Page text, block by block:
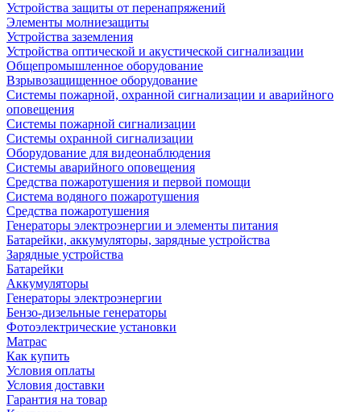
Устройства защиты от перенапряжений
Элементы молниезащиты
Устройства заземления
Устройства оптической и акустической сигнализации
Общепромышленное оборудование
Взрывозащищенное оборудование
Системы пожарной, охранной сигнализации и аварийного
оповещения
Системы пожарной сигнализации
Системы охранной сигнализации
Оборудование для видеонаблюдения
Системы аварийного оповещения
Средства пожаротушения и первой помощи
Система водяного пожаротушения
Средства пожаротушения
Генераторы электроэнергии и элементы питания
Батарейки, аккумуляторы, зарядные устройства
Зарядные устройства
Батарейки
Аккумуляторы
Генераторы электроэнергии
Бензо-дизельные генераторы
Фотоэлектрические установки
Матрас
Как купить
Условия оплаты
Условия доставки
Гарантия на товар